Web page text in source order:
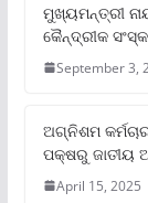
ମୁଖ୍ୟମନ୍ତ୍ରୀ
କୈନ୍ଦ୍ରୀକ
September 3,
ଅଗ୍ନିଶମ
ପକ୍ଷରୁ ଜାତୀୟ
April 15, 2025